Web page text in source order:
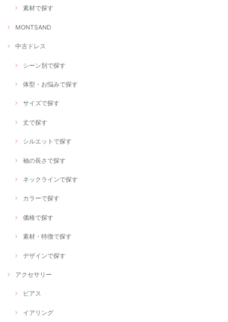
素材で探す
MONTSAND
中古ドレス
シーン別で探す
体型・お悩みで探す
サイズで探す
丈で探す
シルエットで探す
袖の長さで探す
ネックラインで探す
カラーで探す
価格で探す
素材・特徴で探す
デザインで探す
アクセサリー
ピアス
イアリング